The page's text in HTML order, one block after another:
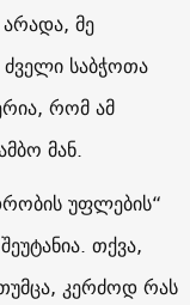
მე
საბჭოთა
რომ ამ
მან.
უფლების“
თქვა,
კერძოდ რას